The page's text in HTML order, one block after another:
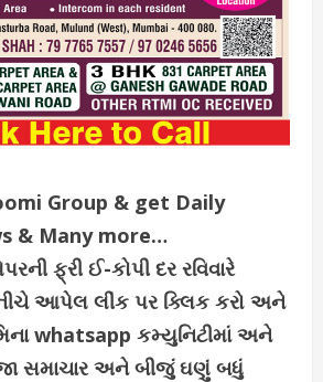
Group & get Daily
& Many more…
ફ્રી ઈ-કોપી દર રવિવારે
આપેલ લીંક પર ક્લિક કરો અને
whatsapp કમ્યુનિટીમાં અને
સમાચાર અને બીજું ઘણું બધું